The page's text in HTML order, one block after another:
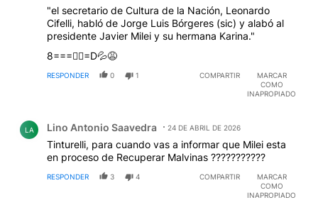
"el secretario de Cultura de la Nación, Leonardo
Cifelli, habló de Jorge Luis Bórgeres (sic) y alabó al
presidente Javier Milei y su hermana Karina."
8===✊🏼=D💦😩
RESPONDER 0 1 COMPARTIR
MARCAR
COMO
INAPROPIADO
LA Lino Antonio Saavedra 24 DE ABRIL DE 2026
Tinturelli, para cuando vas a informar que Milei esta
en proceso de Recuperar Malvinas ???????????
RESPONDER 3 4 COMPARTIR
MARCAR
COMO
INAPROPIADO